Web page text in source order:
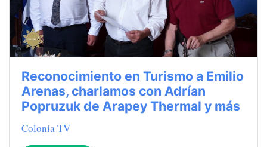
Reconocimiento en Turismo a Emilio
Arenas, charlamos con Adrían
Popruzuk de Arapey Thermal y más
Colonia TV